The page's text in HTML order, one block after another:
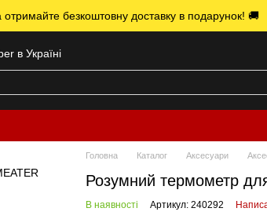
отримайте безкоштовну доставку в подарунок! 🚚
в Україні
Головна Каталог Аксесуари
Розумний термометр
В наявності Артикул: 240292